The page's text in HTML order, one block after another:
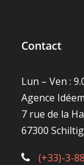
Contact
Lun – Ven :
Agence
7 rue de la
67300
(+33)-3-